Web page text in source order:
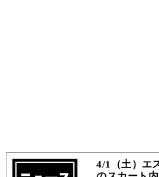
4/1（土）エ